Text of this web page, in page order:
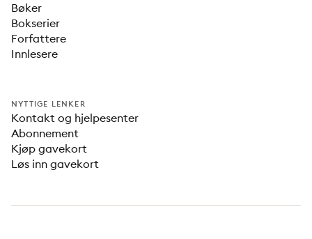
Bøker
Bokserier
Forfattere
Innlesere
NYTTIGE LENKER
Kontakt og hjelpesenter
Abonnement
Kjøp gavekort
Løs inn gavekort